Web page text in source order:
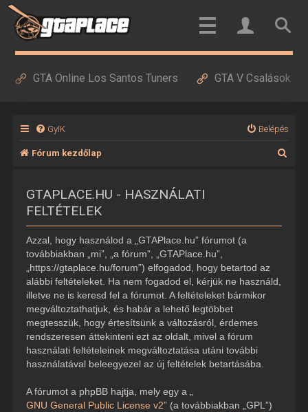
GTA Online Los Santos Tuners GTA V Csalások
GyIK Belépés
Fórum kezdőlap
GTAPLACE.HU - HASZNÁLATI
FELTÉTELEK
Azzal, hogy használod a „GTAPlace.hu” fórumot (a
továbbiakban „mi”, „a fórum”, „GTAPlace.hu”,
„https://gtaplace.hu/forum”) elfogadod, hogy betartod az
alábbi feltételeket. Ha nem fogadod el, kérjük ne használd,
illetve ne is keresd fel a fórumot. A feltételeket bármikor
megváltoztathatjuk, és habár a lehető legtöbbet
megtesszük, hogy értesítsünk a változásról, érdemes
rendszeresen áttekinteni ezt az oldalt, mivel a fórum
használati feltételeinek megváltoztatása utáni további
használatával beleegyezel az új feltételek betartásába.
A fórumot a phpBB hajtja, mely egy a „
GNU General Public License v2” (a továbbiakban „GPL”)